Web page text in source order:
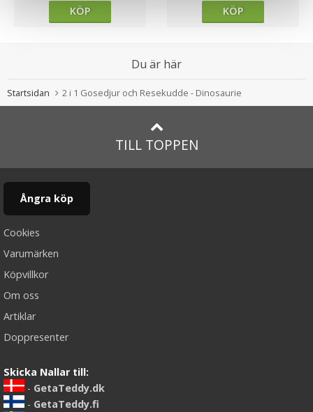
KÖP KÖP
Du är här
Startsidan 2 i 1 Gosedjur och Resekudde - Dinosaurie
TILL TOPPEN
Ångra köp
Cookies
Varumärken
Köpvillkor
Om oss
Artiklar
Doppresenter
Skicka Nallar till:
- GetaTeddy.dk
- GetaTeddy.fi